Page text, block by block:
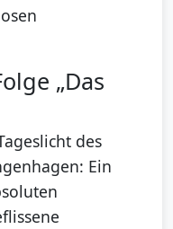
„Das
des
Ein